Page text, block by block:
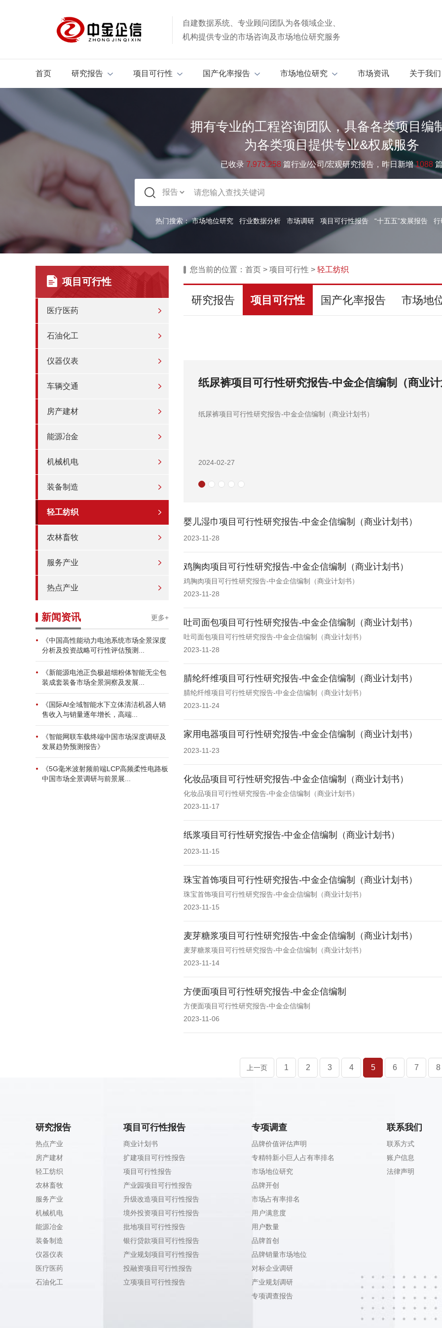
自建数据系统、专业顾问团队为各领域企业、
机构提供专业的市场咨询及市场地位研究服务
首页 研究报告 项目可行性 国产化率报告 市场地位研究 市场资讯 关于我们
拥有专业的工程咨询团队，具备各类项目编
为各类项目提供专业&权威服务
已收录 7.973.258 篇行业/公司/宏观研究报告，昨日新增1088
热门搜索：市场地位研究 行业数据分析 市场调研 项目可行性报告 “十五五”发展报告 行
项目可行性
医疗医药
石油化工
仪器仪表
车辆交通
房产建材
能源冶金
机械机电
装备制造
轻工纺织
农林畜牧
服务产业
热点产业
新闻资讯 更多+
《中国高性能动力电池系统市场全景深度
分析及投资战略可行性评估预测...
《新能源电池正负极超细粉体智能无尘包
装成套装备市场全景洞察及发展...
《国际AI全域智能水下立体清洁机器人销
售收入与销量逐年增长，高端...
《智能网联车载终端中国市场深度调研及
发展趋势预测报告》
《5G毫米波射频前端LCP高频柔性电路板
中国市场全景调研与前景展...
您当前的位置： 首页 > 项目可行性 > 轻工纺织
研究报告 项目可行性 国产化率报告 市场地
婴儿床项目可行性研究报告-中金企信编制（商业
婴儿床项目可行性研究报告-中金企信编制（商业计划书）
2024-02-27
婴儿湿巾项目可行性研究报告-中金企信编制（商业计划书）
2023-11-28
鸡胸肉项目可行性研究报告-中金企信编制（商业计划书）
鸡胸肉项目可行性研究报告-中金企信编制（商业计划书）
2023-11-28
吐司面包项目可行性研究报告-中金企信编制（商业计划书）
吐司面包项目可行性研究报告-中金企信编制（商业计划书）
2023-11-28
腈纶纤维项目可行性研究报告-中金企信编制（商业计划书）
腈纶纤维项目可行性研究报告-中金企信编制（商业计划书）
2023-11-24
家用电器项目可行性研究报告-中金企信编制（商业计划书）
2023-11-23
化妆品项目可行性研究报告-中金企信编制（商业计划书）
化妆品项目可行性研究报告-中金企信编制（商业计划书）
2023-11-17
纸浆项目可行性研究报告-中金企信编制（商业计划书）
2023-11-15
珠宝首饰项目可行性研究报告-中金企信编制（商业计划书）
珠宝首饰项目可行性研究报告-中金企信编制（商业计划书）
2023-11-15
麦芽糖浆项目可行性研究报告-中金企信编制（商业计划书）
麦芽糖浆项目可行性研究报告-中金企信编制（商业计划书）
2023-11-14
方便面项目可行性研究报告-中金企信编制
方便面项目可行性研究报告-中金企信编制
2023-11-06
上一页 1 2 3 4 5 6 7 8
研究报告
热点产业
房产建材
轻工纺织
农林畜牧
服务产业
机械机电
能源冶金
装备制造
仪器仪表
医疗医药
石油化工
项目可行性报告
商业计划书
扩建项目可行性报告
项目可行性报告
产业园项目可行性报告
升级改造项目可行性报告
境外投资项目可行性报告
批地项目可行性报告
银行贷款项目可行性报告
产业规划项目可行性报告
投融资项目可行性报告
立项项目可行性报告
专项调查
品牌价值评估声明
专精特新小巨人占有率排名
市场地位研究
品牌开创
市场占有率排名
用户满意度
用户数量
品牌首创
品牌销量市场地位
对标企业调研
产业规划调研
专项调查报告
联系我们
联系方式
账户信息
法律声明